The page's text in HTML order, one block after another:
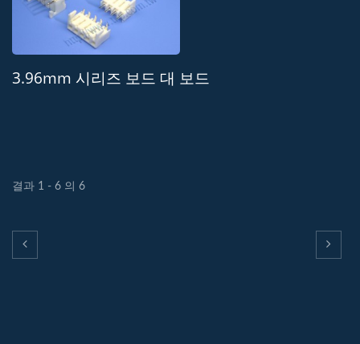
3.96mm 시리즈 보드 대 보드
결과 1 - 6 의 6